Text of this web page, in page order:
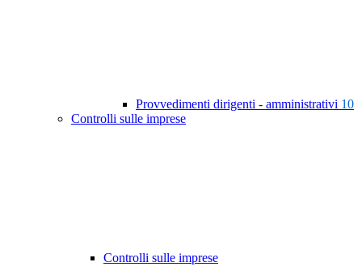
Provvedimenti dirigenti - amministrativi 10
Controlli sulle imprese
Controlli sulle imprese